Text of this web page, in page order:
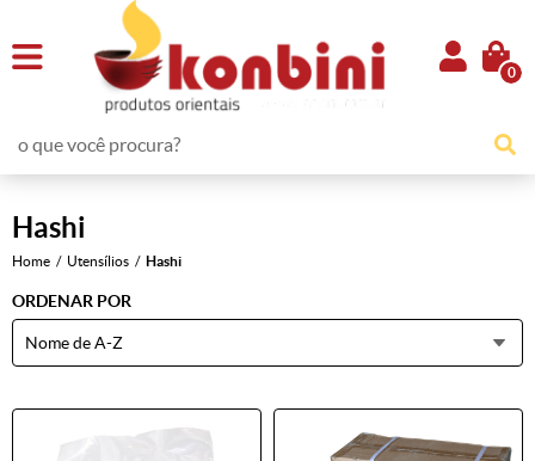
0
Hashi
Home Utensílios Hashi
ORDENAR POR
Nome de A-Z